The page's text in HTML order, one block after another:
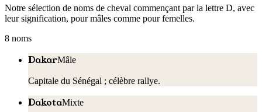
Notre sélection de noms de cheval commençant par la lettre D, avec
leur signification, pour mâles comme pour femelles.
8 noms
DakarMâle
Capitale du Sénégal ; célèbre rallye.
DakotaMixte